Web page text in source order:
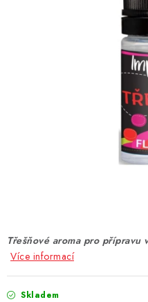
ATOMIZÉRY A CARTRIDGE
NIKOTINOVÝ FILM
PŘÍSLUŠENSTVÍ
Třešňové aroma pro přípravu
Více informací
Skladem